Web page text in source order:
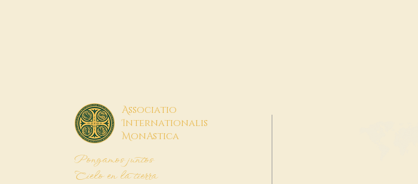
Associatio
Internationalis
MonAstica
Pongamos juntos
Cielo en la tierra